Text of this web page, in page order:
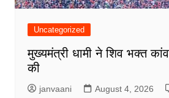
Uncategorized
मुख्यमंत्री धामी ने शिव भक्त
की
janvaani August 4, 2026